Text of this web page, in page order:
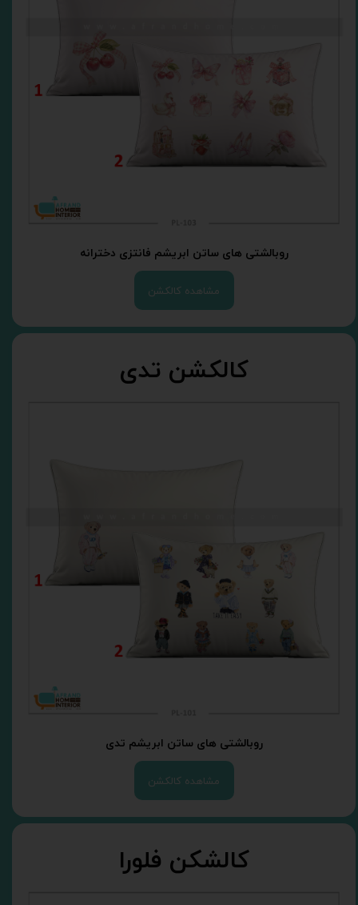
روبالشتی های ساتن ابریشم فانتزی دخترانه
مشاهده کالکشن
کالکشن تدی
روبالشتی های ساتن ابریشم تدی
مشاهده کالکشن
کالشکن فلورا